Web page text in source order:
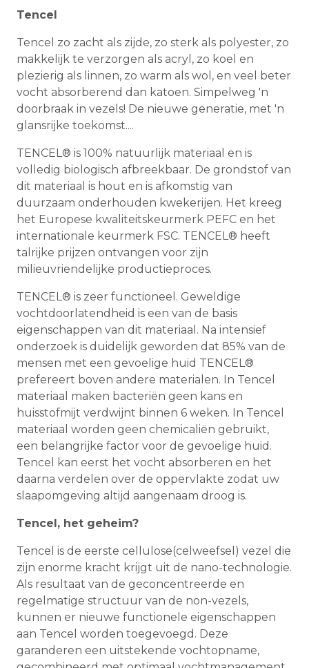
Tencel
Tencel zo zacht als zijde, zo sterk als polyester, zo
makkelijk te verzorgen als acryl, zo koel en
plezierig als linnen, zo warm als wol, en veel beter
vocht absorberend dan katoen. Simpelweg 'n
doorbraak in vezels! De nieuwe generatie, met 'n
glansrijke toekomst....
TENCEL® is 100% natuurlijk materiaal en is
volledig biologisch afbreekbaar. De grondstof van
dit materiaal is hout en is afkomstig van
duurzaam onderhouden kwekerijen. Het kreeg
het Europese kwaliteitskeurmerk PEFC en het
internationale keurmerk FSC. TENCEL® heeft
talrijke prijzen ontvangen voor zijn
milieuvriendelijke productieproces.
TENCEL® is zeer functioneel. Geweldige
vochtdoorlatendheid is een van de basis
eigenschappen van dit materiaal. Na intensief
onderzoek is duidelijk geworden dat 85% van de
mensen met een gevoelige huid TENCEL®
prefereert boven andere materialen. In Tencel
materiaal maken bacteriën geen kans en
huisstofmijt verdwijnt binnen 6 weken. In Tencel
materiaal worden geen chemicaliën gebruikt,
een belangrijke factor voor de gevoelige huid.
Tencel kan eerst het vocht absorberen en het
daarna verdelen over de oppervlakte zodat uw
slaapomgeving altijd aangenaam droog is.
Tencel, het geheim?
Tencel is de eerste cellulose(celweefsel) vezel die
zijn enorme kracht krijgt uit de nano-technologie.
Als resultaat van de geconcentreerde en
regelmatige structuur van de non-vezels,
kunnen er nieuwe functionele eigenschappen
aan Tencel worden toegevoegd. Deze
garanderen een uitstekende vochtopname,